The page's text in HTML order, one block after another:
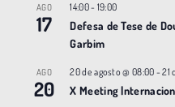
AGO
17
14:00- 19:00
Defesa de Tese de
Garbim
AGO
20
20 de agosto @ 08:00 -21
X Meeting